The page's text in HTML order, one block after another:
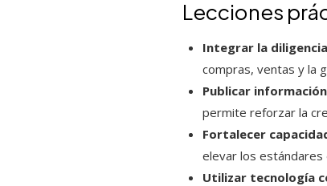
Lecciones
Integrar la
compras, ventas y la
Publicar
permite reforzar la
Fortalecer
elevar los
Utilizar tecnología